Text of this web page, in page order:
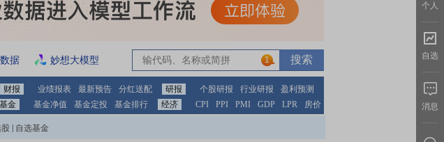
据 妙想大模型 1
财报 业绩报表 最新预告 分红送配 研报 个股研报 行业研报
盈利预测
基金 基金净值 基金定投 基金排行 经济 CPI PPI PMI GDP LPR 房价
自选基金
个人
自选
消息